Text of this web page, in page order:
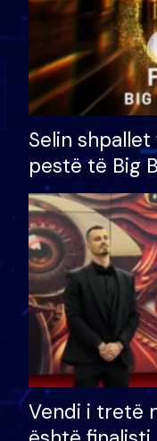
Selin
pestë të Big
çmimin e
Vendi i tretë